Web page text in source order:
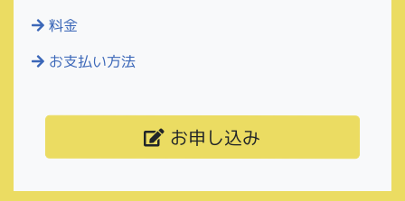
料金
お支払い方法
お申し込み